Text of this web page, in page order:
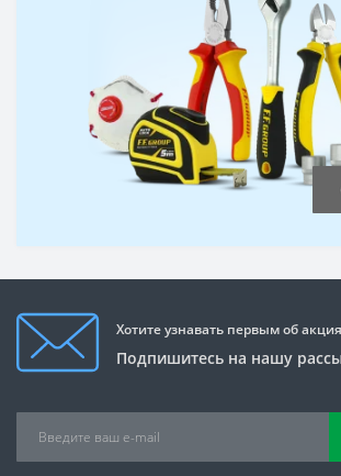
Хотите узнавать первым об
Подпишитесь на нашу